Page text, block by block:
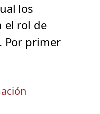
los
el rol de
Por primer